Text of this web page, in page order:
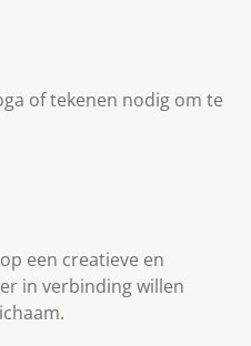
of tekenen nodig om te
een creatieve en
in verbinding willen